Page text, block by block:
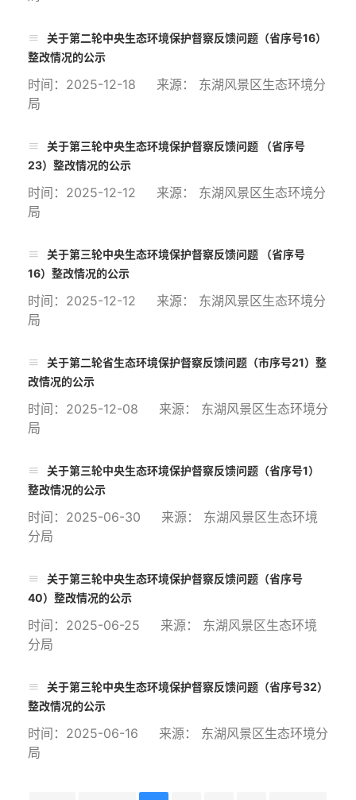
关于第二轮中央生态环境保护督察反馈问题（省序号16）
整改情况的公示
时间：2025-12-18 来源： 东湖风景区生态环境分
局
关于第三轮中央生态环境保护督察反馈问题 （省序号
23）整改情况的公示
时间：2025-12-12 来源： 东湖风景区生态环境分
局
关于第三轮中央生态环境保护督察反馈问题 （省序号
16）整改情况的公示
时间：2025-12-12 来源： 东湖风景区生态环境分
局
关于第二轮省生态环境保护督察反馈问题（市序号21）整
改情况的公示
时间：2025-12-08 来源： 东湖风景区生态环境分
局
关于第三轮中央生态环境保护督察反馈问题（省序号1）
整改情况的公示
时间：2025-06-30 来源： 东湖风景区生态环境
分局
关于第三轮中央生态环境保护督察反馈问题（省序号
40）整改情况的公示
时间：2025-06-25 来源： 东湖风景区生态环境
分局
关于第三轮中央生态环境保护督察反馈问题（省序号32）
整改情况的公示
时间：2025-06-16 来源： 东湖风景区生态环境分
局